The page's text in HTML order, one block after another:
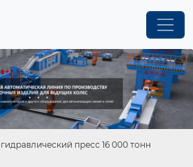
пресс 16 000 тонн